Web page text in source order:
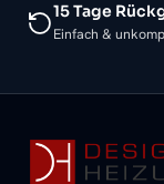
15 Tage
Einfach &